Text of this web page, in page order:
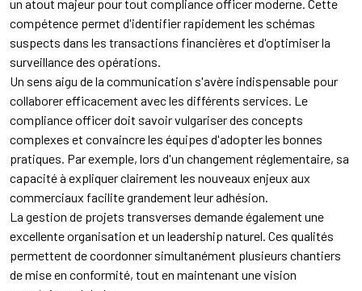
un atout majeur pour tout compliance officer moderne. Cette
compétence permet d'identifier rapidement les schémas
suspects dans les transactions financières et d'optimiser la
surveillance des opérations.
Un sens aigu de la communication s'avère indispensable pour
collaborer efficacement avec les différents services. Le
compliance officer doit savoir vulgariser des concepts
complexes et convaincre les équipes d'adopter les bonnes
pratiques. Par exemple, lors d'un changement réglementaire, sa
capacité à expliquer clairement les nouveaux enjeux aux
commerciaux facilite grandement leur adhésion.
La gestion de projets transverses demande également une
excellente organisation et un leadership naturel. Ces qualités
permettent de coordonner simultanément plusieurs chantiers
de mise en conformité, tout en maintenant une vision